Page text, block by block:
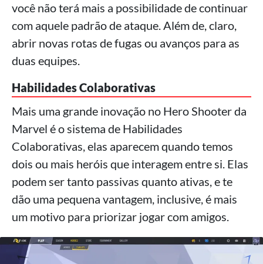
você não terá mais a possibilidade de continuar
com aquele padrão de ataque. Além de, claro,
abrir novas rotas de fugas ou avanços para as
duas equipes.
Habilidades Colaborativas
Mais uma grande inovação no Hero Shooter da
Marvel é o sistema de Habilidades
Colaborativas, elas aparecem quando temos
dois ou mais heróis que interagem entre si. Elas
podem ser tanto passivas quanto ativas, e te
dão uma pequena vantagem, inclusive, é mais
um motivo para priorizar jogar com amigos.